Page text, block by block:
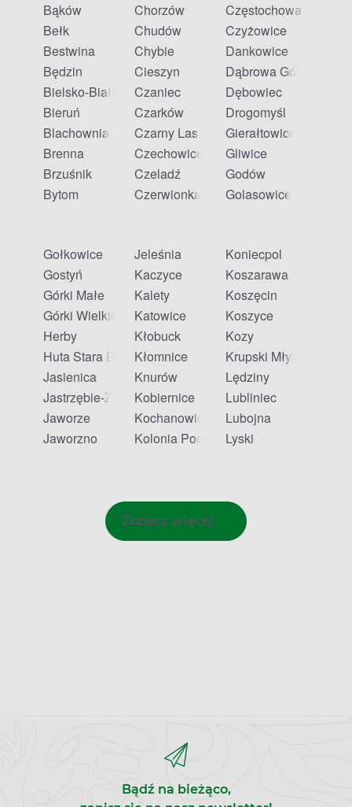
Bąków
Bełk
Bestwina
Będzin
Bielsko-Biała
Bieruń
Blachownia
Brenna
Brzuśnik
Bytom
Chorzów
Chudów
Chybie
Cieszyn
Czaniec
Czarków
Czarny Las
Czechowice-Dziedzice
Czeladź
Czerwionka-Leszczyny
Częstochowa
Czyżowice
Dankowice
Dąbrowa Górnicza
Dębowiec
Drogomyśl
Gierałtowice
Gliwice
Godów
Golasowice
Gołkowice
Gostyń
Górki Małe
Górki Wielkie
Herby
Huta Stara B
Jasienica
Jastrzębie-Zdrój
Jaworze
Jaworzno
Jeleśnia
Kaczyce
Kalety
Katowice
Kłobuck
Kłomnice
Knurów
Kobiernice
Kochanowice
Kolonia Poczesna
Koniecpol
Koszarawa
Koszęcin
Koszyce
Kozy
Krupski Młyn
Lędziny
Lubliniec
Lubojna
Lyski
Zobacz więcej
Bądź na bieżąco,